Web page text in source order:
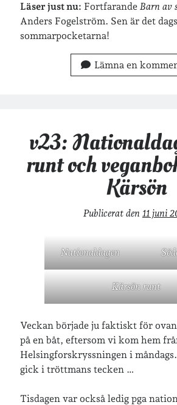
Läser just nu: FortfarandeBarn av
Anders Fogelström. Sen är det
sommarpocketarna!
Lämna en
v23:
runt och
Kärsön
Publicerat den 11 juni
Nationaldagen
Kärsön runt
Veckan började ju faktiskt för
på en båt, eftersom vi kom hem
Helsingforskryssningen i
gick i tröttmans tecken …
Tisdagen var också ledig pga